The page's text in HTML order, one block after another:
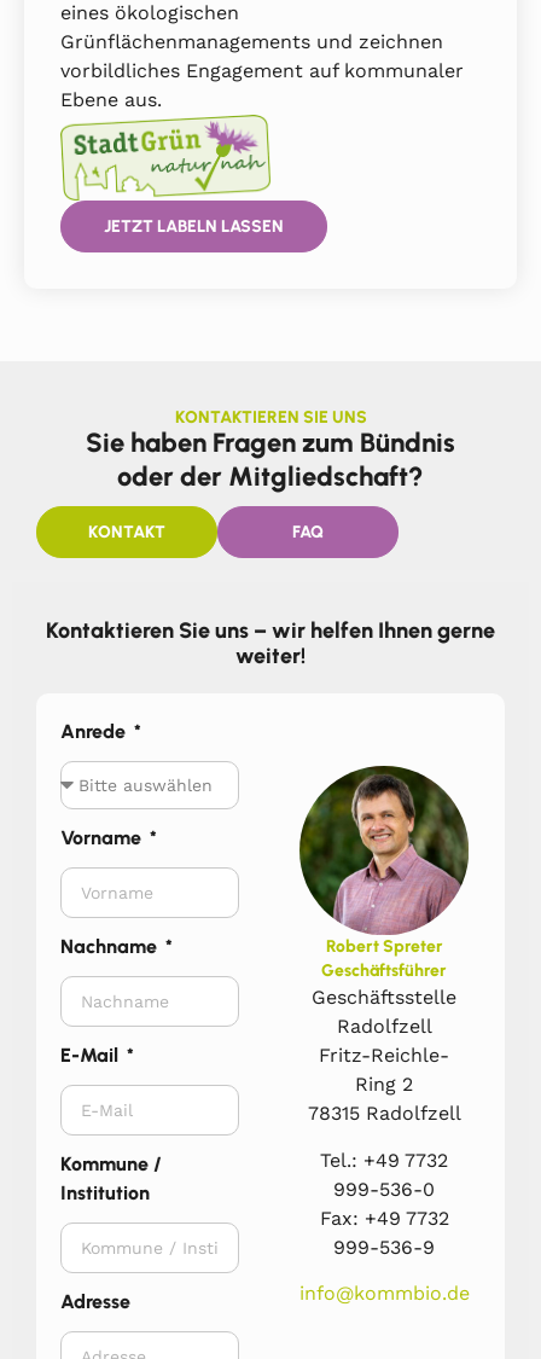
eines ökologischen
Grünflächenmanagements und zeichnen
vorbildliches Engagement auf kommunaler
Ebene aus.
JETZT LABELN LASSEN
KONTAKTIEREN SIE UNS
Sie haben Fragen zum Bündnis
oder der Mitgliedschaft?
KONTAKT FAQ
Kontaktieren Sie uns – wir helfen Ihnen gerne
weiter!
Anrede
Vorname
Nachname
E-Mail
Kommune /
Institution
Adresse
Robert Spreter
Geschäftsführer
Geschäftsstelle
Radolfzell
Fritz-Reichle-
Ring 2
78315 Radolfzell
Tel.: +49 7732
999-536-0
Fax: +49 7732
999-536-9
info@kommbio.de